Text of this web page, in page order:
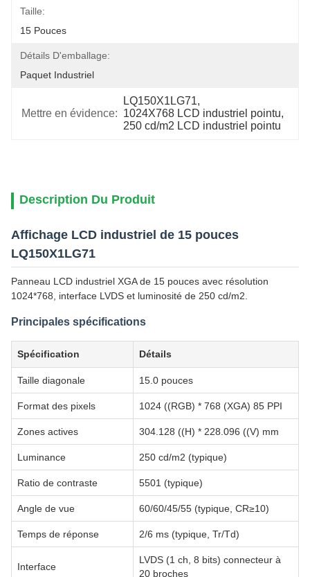
Taille:
15 Pouces
Détails D'emballage:
Paquet Industriel
Mettre en évidence:
LQ150X1LG71,
1024X768 LCD industriel pointu,
250 cd/m2 LCD industriel pointu
Description Du Produit
Affichage LCD industriel de 15 pouces
LQ150X1LG71
Panneau LCD industriel XGA de 15 pouces avec résolution
1024*768, interface LVDS et luminosité de 250 cd/m2.
Principales spécifications
Spécification Détails
Taille diagonale 15.0 pouces
Format des pixels 1024 ((RGB) * 768 (XGA) 85 PPI
Zones actives 304.128 ((H) * 228.096 ((V) mm
Luminance 250 cd/m2 (typique)
Ratio de contraste 5501 (typique)
Angle de vue 60/60/45/55 (typique, CR≥10)
Temps de réponse 2/6 ms (typique, Tr/Td)
Interface
LVDS (1 ch, 8 bits) connecteur à
20 broches